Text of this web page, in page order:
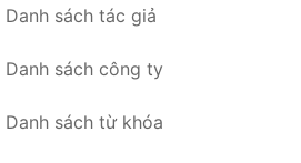
Danh sách tác giả
Danh sách công ty
Danh sách từ khóa